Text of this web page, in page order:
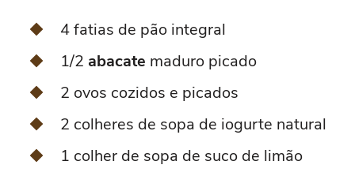
4 fatias de pão integral
1/2 abacate maduro picado
2 ovos cozidos e picados
2 colheres de sopa de iogurte natural
1 colher de sopa de suco de limão